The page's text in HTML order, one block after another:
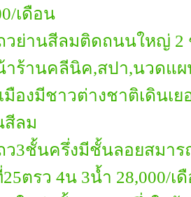
เดือน
วย่านสีลมติดถนนใหญ่ 2
าร้านคลีนิค,สปา,นวดแ
มืองมีชาวต่างชาติเดินเ
สีลม
ว3ชั้นครึ่งมีชั้นลอยสมา
ตรว 4น 3น้ำ 28,000/เ